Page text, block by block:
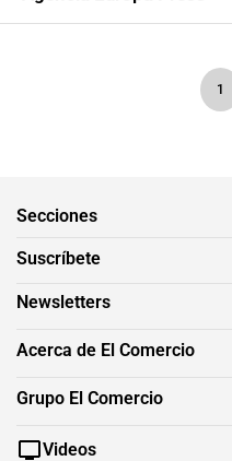
1
Secciones
Suscríbete
Newsletters
Acerca de El Comercio
Grupo El Comercio
Videos